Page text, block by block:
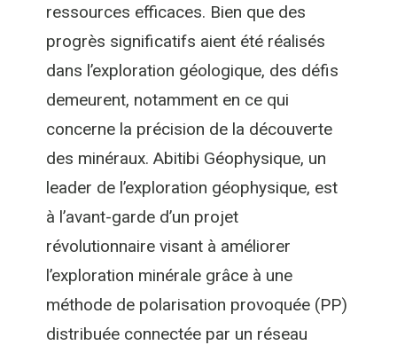
ressources efficaces. Bien que des
progrès significatifs aient été réalisés
dans l’exploration géologique, des défis
demeurent, notamment en ce qui
concerne la précision de la découverte
des minéraux. Abitibi Géophysique, un
leader de l’exploration géophysique, est
à l’avant-garde d’un projet
révolutionnaire visant à améliorer
l’exploration minérale grâce à une
méthode de polarisation provoquée (PP)
distribuée connectée par un réseau